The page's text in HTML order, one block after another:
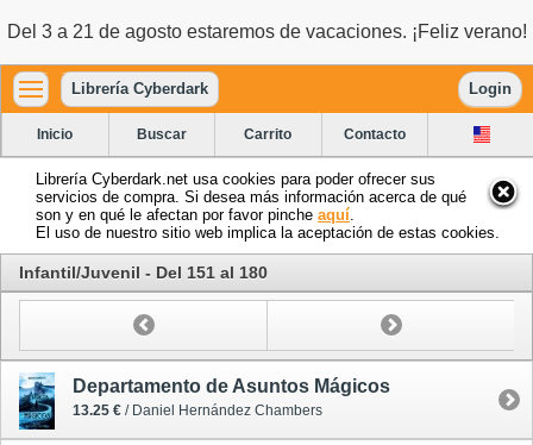
Del 3 a 21 de agosto estaremos de vacaciones. ¡Feliz verano!
Librería Cyberdark Login
Inicio Buscar Carrito Contacto
Librería Cyberdark.net usa cookies para poder ofrecer sus
servicios de compra. Si desea más información acerca de qué
son y en qué le afectan por favor pinche aquí
El uso de nuestro sitio web implica la aceptación de estas cookies.
Infantil/Juvenil - Del 151 al 180
Departamento de Asuntos Mágicos
13.25 € / Daniel Hernández Chambers